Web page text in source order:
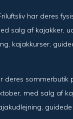
har deres
salg af kajakker,
kajakkurser,
deres sommerbutik
med salg af